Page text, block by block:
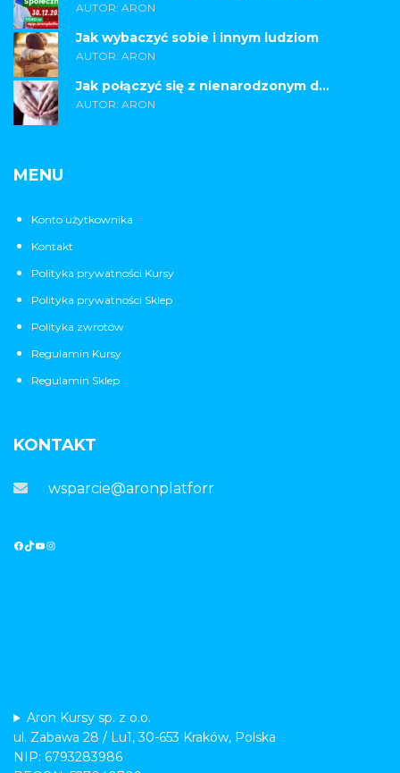
AUTOR: ARON
Jak wybaczyć sobie i innym ludziom
AUTOR: ARON
Jak połączyć się z nienarodzonym d...
AUTOR: ARON
MENU
Konto użytkownika
Kontakt
Polityka prywatności Kursy
Polityka prywatności Sklep
Polityka zwrotów
Regulamin Kursy
Regulamin Sklep
KONTAKT
wsparcie@aronplatforma.pl
Aron Kursy sp. z o.o.
ul. Zabawa 28 / Lu1, 30-653 Kraków, Polska
NIP: 6793283986